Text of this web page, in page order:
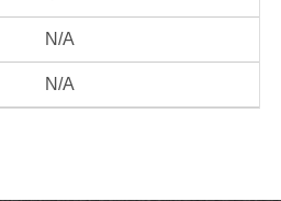
N/A
N/A